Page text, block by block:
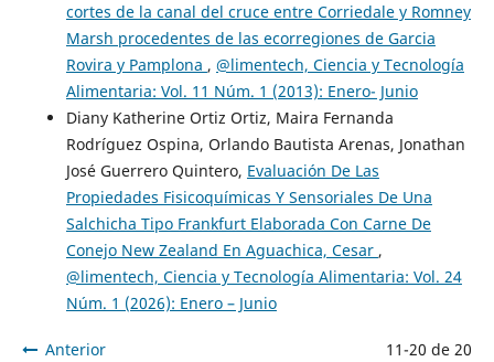
cortes de la canal del cruce entre Corriedale y Romney
Marsh procedentes de las ecorregiones de Garcia
Rovira y Pamplona , @limentech, Ciencia y Tecnología
Alimentaria: Vol. 11 Núm. 1 (2013): Enero- Junio
Diany Katherine Ortiz Ortiz, Maira Fernanda
Rodríguez Ospina, Orlando Bautista Arenas, Jonathan
José Guerrero Quintero, Evaluación De Las
Propiedades Fisicoquímicas Y Sensoriales De Una
Salchicha Tipo Frankfurt Elaborada Con Carne De
Conejo New Zealand En Aguachica, Cesar ,
@limentech, Ciencia y Tecnología Alimentaria: Vol. 24
Núm. 1 (2026): Enero – Junio
Anterior 11-20 de 20